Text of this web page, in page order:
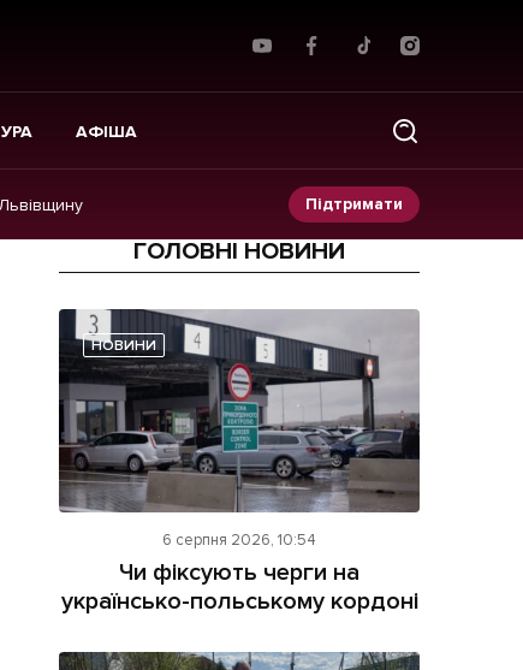
АФІША
Підтримати
Прес-релізи
Фото/Відео
Made in Lviv
ГОЛОВНІ НОВИНИ
НОВИНИ
6 серпня 2026, 10:54
Чи фіксують черги на
українсько-польському кордоні